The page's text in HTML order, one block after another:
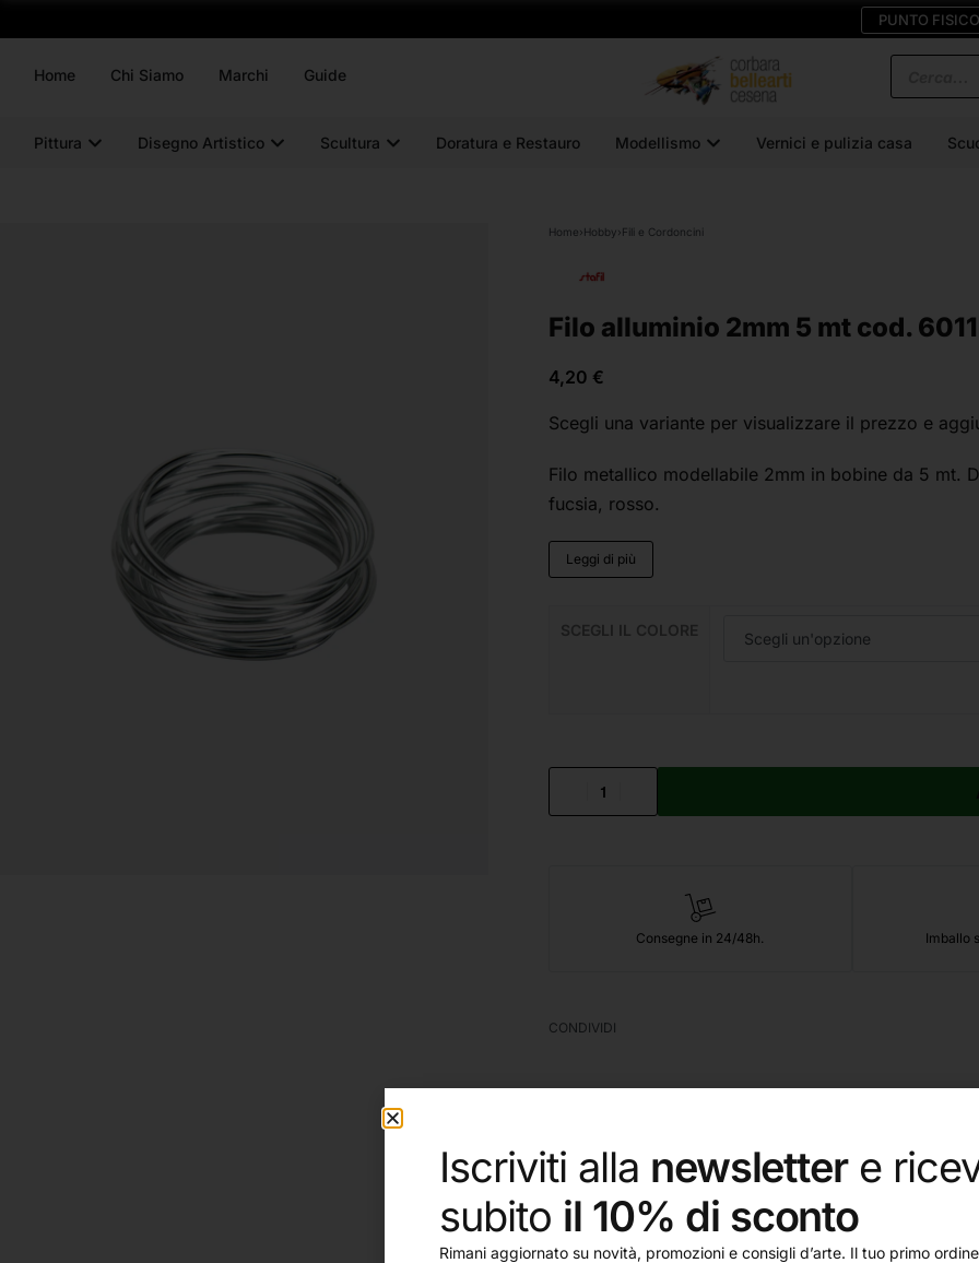
PUNTO FISICO
Home Chi Siamo Marchi Guide
Pittura Disegno Artistico Scultura Doratura e Restauro Modellismo Vernici e pulizia casa
Home›Hobby›Fili e Cordoncini
Filo alluminio 2mm 5 mt cod.
4,20 €
Scegli una variante per visualizzare il prezzo e
Filo metallico modellabile 2mm in bobine da 5 mt.
fucsia, rosso.
Leggi di più
SCEGLI IL COLORE
Consegne in 24/48h. Imballo
CONDIVIDI
Iscriviti alla newslettere
subito il 10% di sconto
Rimani aggiornato su novità, promozioni e consigli d’arte. Il tuo primo